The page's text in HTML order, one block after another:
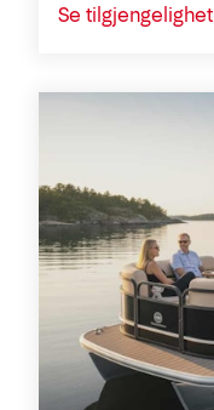
Se tilgjengelighet